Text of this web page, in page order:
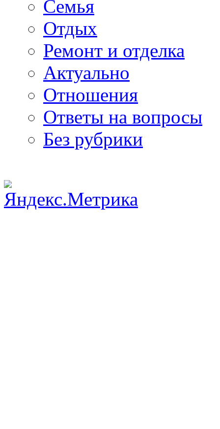
Семья
Отдых
Ремонт и отделка
Актуально
Отношения
Ответы на вопросы
Без рубрики